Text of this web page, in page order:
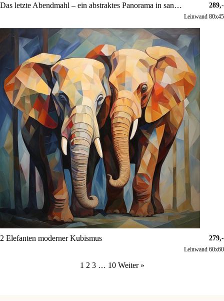
Das letzte Abendmahl – ein abstraktes Panorama in sanften Farben 289,-
Leinwand 80x45
2 Elefanten moderner Kubismus 279,-
Leinwand 60x60
1 2 3 … 10 Weiter »